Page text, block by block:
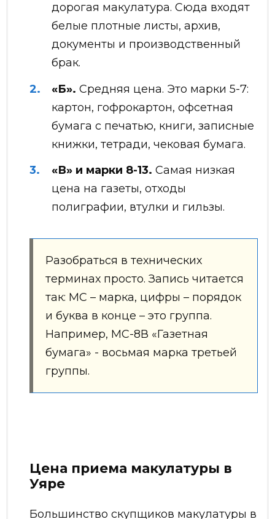
дорогая макулатура. Сюда входят
белые плотные листы, архив,
документы и производственный
брак.
«Б». Средняя цена. Это марки 5-7:
картон, гофрокартон, офсетная
бумага с печатью, книги, записные
книжки, тетради, чековая бумага.
«В» и марки 8-13. Самая низкая
цена на газеты, отходы
полиграфии, втулки и гильзы.
Разобраться в технических
терминах просто. Запись читается
так: МС – марка, цифры – порядок
и буква в конце – это группа.
Например, МС-8В «Газетная
бумага» - восьмая марка третьей
группы.
Цена приема макулатуры в
Уяре
Большинство скупщиков макулатуры в